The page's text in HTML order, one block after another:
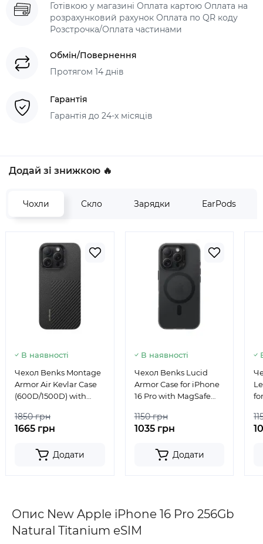
Готівкою у магазині Оплата картою Оплата на
розрахунковий рахунок Оплата по QR коду
Розстрочка/Оплата частинами
Обмін/Повернення
Протягом 14 днів
Гарантія
Гарантія до 24-х місяців
Додай зі знижкою 🔥
Чохли Скло Зарядки EarPods
В наявності
Чехол Benks Montage
Armor Air Kevlar Case
(600D/1500D) with
Pro
1850 грн
1665 грн
Додати
В наявності
Чехол Benks Lucid
Armor Case for iPhone
16 Pro with MagSafe
1150 грн
1035 грн
Додати
Опис New Apple iPhone 16 Pro 256Gb
Natural Titanium eSIM